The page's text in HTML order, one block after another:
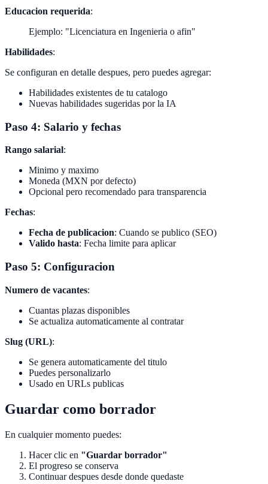
Educacion requerida:
Ejemplo: "Licenciatura en Ingenieria o afin"
Habilidades:
Se configuran en detalle despues, pero puedes agregar:
Habilidades existentes de tu catalogo
Nuevas habilidades sugeridas por la IA
Paso 4: Salario y fechas
Rango salarial:
Minimo y maximo
Moneda (MXN por defecto)
Opcional pero recomendado para transparencia
Fechas:
Fecha de publicacion: Cuando se publico (SEO)
Valido hasta: Fecha limite para aplicar
Paso 5: Configuracion
Numero de vacantes:
Cuantas plazas disponibles
Se actualiza automaticamente al contratar
Slug (URL):
Se genera automaticamente del titulo
Puedes personalizarlo
Usado en URLs publicas
Guardar como borrador
En cualquier momento puedes:
Hacer clic en "Guardar borrador"
El progreso se conserva
Continuar despues desde donde quedaste